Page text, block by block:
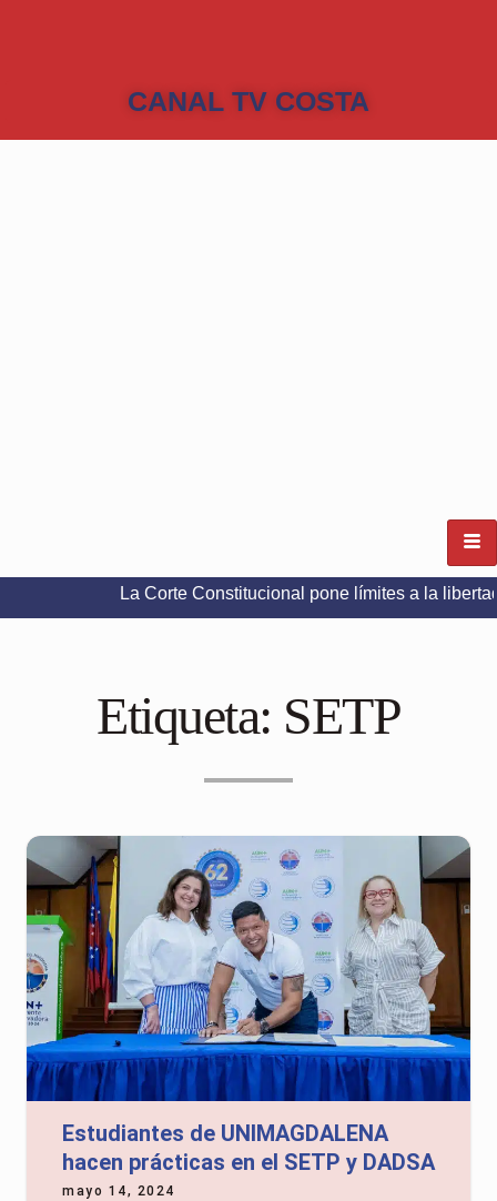
CANAL TV COSTA
La Corte Constitucional pone límites a la libertad de
Etiqueta: SETP
Estudiantes de UNIMAGDALENA
hacen prácticas en el SETP y DADSA
mayo 14, 2024